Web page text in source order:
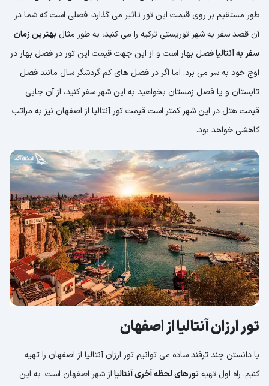
طور مستقیم بر روی قیمت این تور تاثیر می گذارد، فصلی است که شما در
آن قصد سفر به شهر توریستی ترکیه را می کنید، به طور مثال بهترین زمان
سفر به آنتالیافصل بهار است و از این جهت قیمت این تور در فصل بهار در
اوج خود به سر می برد. اما اگر در فصل های کم گردشگر سال مانند فصل
تابستان و یا فصل زمستان بخواهید به این شهر سفر کنید، از آن جایی
قیمت هتل در این شهر کمتر است قیمت تور آنتالیا از اصفهان نیز به مراتب
کاهشی خواهد بود.
تور ارزان آنتالیا از اصفهان
با دانستن چند ترفند ساده می توانیم تور ارزان آنتالیا از اصفهان را تهیه
کنیم. راه اول تهیه تورهای لحظه آخری آنتالیااز شهر اصفهان است. به این